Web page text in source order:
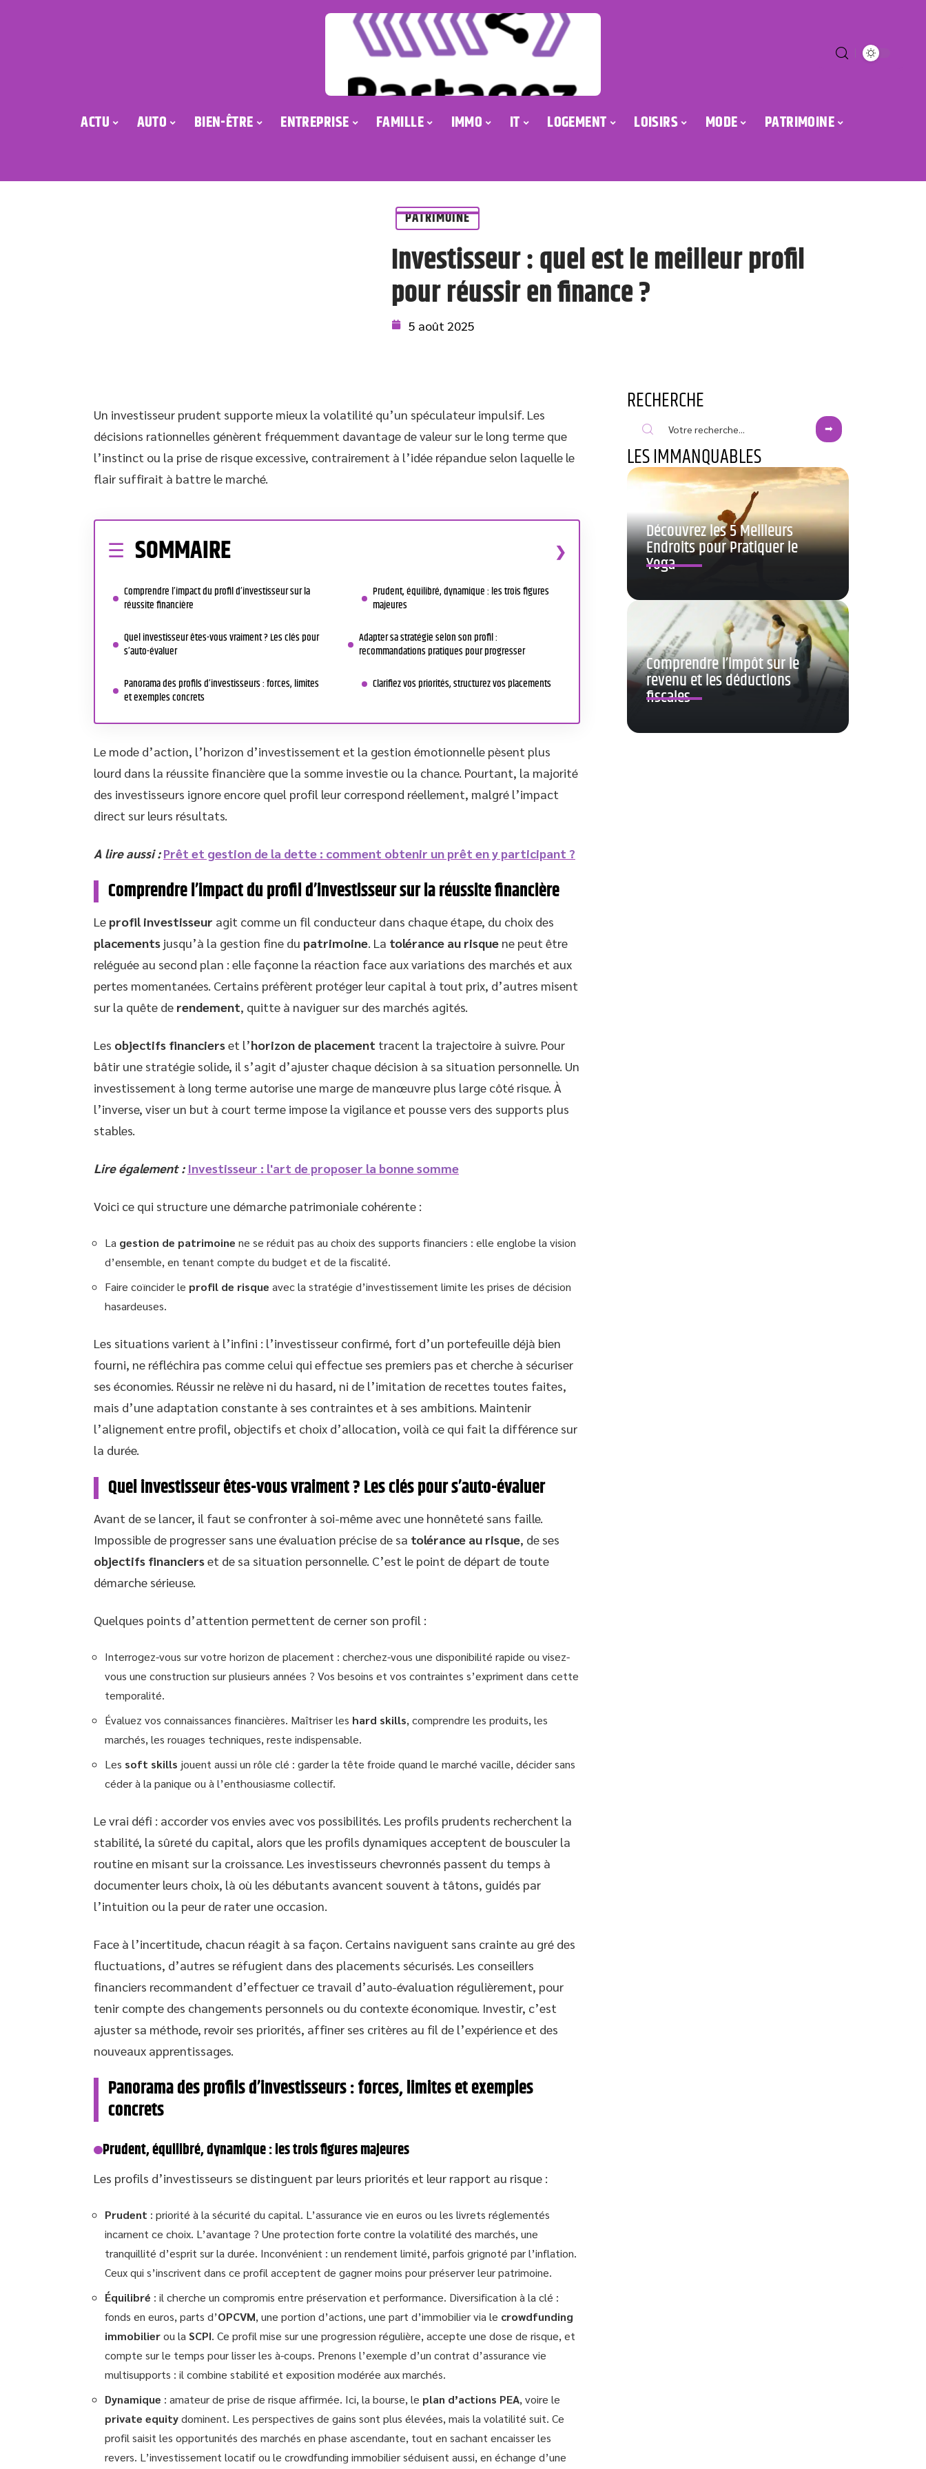
ACTU AUTO BIEN-ÊTRE ENTREPRISE FAMILLE IMMO IT LOGEMENT LOISIRS MODE PATRIMOINE
PATRIMOINE
Investisseur : quel est le meilleur profil
pour réussir en finance ?
5 août 2025
Un investisseur prudent supporte mieux la volatilité qu’un spéculateur impulsif. Les
décisions rationnelles génèrent fréquemment davantage de valeur sur le long terme que
l’instinct ou la prise de risque excessive, contrairement à l’idée répandue selon laquelle le
flair suffirait à battre le marché.
SOMMAIRE
Comprendre l’impact du profil d’investisseur sur la
réussite financière
Quel investisseur êtes-vous vraiment ? Les clés pour
s’auto-évaluer
Panorama des profils d’investisseurs : forces, limites
et exemples concrets
Prudent, équilibré, dynamique : les trois figures
majeures
Adapter sa stratégie selon son profil :
recommandations pratiques pour progresser
Clarifiez vos priorités, structurez vos placements
Le mode d’action, l’horizon d’investissement et la gestion émotionnelle pèsent plus
lourd dans la réussite financière que la somme investie ou la chance. Pourtant, la majorité
des investisseurs ignore encore quel profil leur correspond réellement, malgré l’impact
direct sur leurs résultats.
A lire aussi : Prêt et gestion de la dette : comment obtenir un prêt en y participant ?
Comprendre l’impact du profil d’investisseur sur la réussite financière
Le profil investisseur agit comme un fil conducteur dans chaque étape, du choix des
placements jusqu’à la gestion fine du patrimoine. La tolérance au risque ne peut être
reléguée au second plan : elle façonne la réaction face aux variations des marchés et aux
pertes momentanées. Certains préfèrent protéger leur capital à tout prix, d’autres misent
sur la quête de rendement, quitte à naviguer sur des marchés agités.
Les objectifs financierset l’horizon de placement tracent la trajectoire à suivre. Pour
bâtir une stratégie solide, il s’agit d’ajuster chaque décision à sa situation personnelle. Un
investissement à long terme autorise une marge de manœuvre plus large côté risque. À
l’inverse, viser un but à court terme impose la vigilance et pousse vers des supports plus
stables.
Lire également : Investisseur : l'art de proposer la bonne somme
Voici ce qui structure une démarche patrimoniale cohérente :
La gestion de patrimoine ne se réduit pas au choix des supports financiers : elle englobe la vision
d’ensemble, en tenant compte du budget et de la fiscalité.
Faire coïncider le profil de risque avec la stratégie d’investissement limite les prises de décision
hasardeuses.
Les situations varient à l’infini : l’investisseur confirmé, fort d’un portefeuille déjà bien
fourni, ne réfléchira pas comme celui qui effectue ses premiers pas et cherche à sécuriser
ses économies. Réussir ne relève ni du hasard, ni de l’imitation de recettes toutes faites,
mais d’une adaptation constante à ses contraintes et à ses ambitions. Maintenir
l’alignement entre profil, objectifs et choix d’allocation, voilà ce qui fait la différence sur
la durée.
Quel investisseur êtes-vous vraiment ? Les clés pour s’auto-évaluer
Avant de se lancer, il faut se confronter à soi-même avec une honnêteté sans faille.
Impossible de progresser sans une évaluation précise de sa tolérance au risque, de ses
objectifs financierset de sa situation personnelle. C’est le point de départ de toute
démarche sérieuse.
Quelques points d’attention permettent de cerner son profil :
Interrogez-vous sur votre horizon de placement : cherchez-vous une disponibilité rapide ou visez-
vous une construction sur plusieurs années ? Vos besoins et vos contraintes s’expriment dans cette
temporalité.
Évaluez vos connaissances financières. Maîtriser les hard skills, comprendre les produits, les
marchés, les rouages techniques, reste indispensable.
Les soft skills jouent aussi un rôle clé : garder la tête froide quand le marché vacille, décider sans
céder à la panique ou à l’enthousiasme collectif.
Le vrai défi : accorder vos envies avec vos possibilités. Les profils prudents recherchent la
stabilité, la sûreté du capital, alors que les profils dynamiques acceptent de bousculer la
routine en misant sur la croissance. Les investisseurs chevronnés passent du temps à
documenter leurs choix, là où les débutants avancent souvent à tâtons, guidés par
l’intuition ou la peur de rater une occasion.
Face à l’incertitude, chacun réagit à sa façon. Certains naviguent sans crainte au gré des
fluctuations, d’autres se réfugient dans des placements sécurisés. Les conseillers
financiers recommandent d’effectuer ce travail d’auto-évaluation régulièrement, pour
tenir compte des changements personnels ou du contexte économique. Investir, c’est
ajuster sa méthode, revoir ses priorités, affiner ses critères au fil de l’expérience et des
nouveaux apprentissages.
Panorama des profils d’investisseurs : forces, limites et exemples
concrets
Prudent, équilibré, dynamique : les trois figures majeures
Les profils d’investisseurs se distinguent par leurs priorités et leur rapport au risque :
Prudent : priorité à la sécurité du capital. L’assurance vie en euros ou les livrets réglementés
incarnent ce choix. L’avantage ? Une protection forte contre la volatilité des marchés, une
tranquillité d’esprit sur la durée. Inconvénient : un rendement limité, parfois grignoté par l’inflation.
Ceux qui s’inscrivent dans ce profil acceptent de gagner moins pour préserver leur patrimoine.
Équilibré : il cherche un compromis entre préservation et performance. Diversification à la clé :
fonds en euros, parts d’OPCVM, une portion d’actions, une part d’immobilier via le crowdfunding
immobilierou la SCPI. Ce profil mise sur une progression régulière, accepte une dose de risque, et
compte sur le temps pour lisser les à-coups. Prenons l’exemple d’un contrat d’assurance vie
multisupports : il combine stabilité et exposition modérée aux marchés.
Dynamique : amateur de prise de risque affirmée. Ici, la bourse, le plan d’actions PEA, voire le
private equitydominent. Les perspectives de gains sont plus élevées, mais la volatilité suit. Ce
profil saisit les opportunités des marchés en phase ascendante, tout en sachant encaisser les
revers. L’investissement locatif ou le crowdfunding immobilier séduisent aussi, en échange d’une
RECHERCHE
LES IMMANQUABLES
Découvrez les 5 Meilleurs
Endroits pour Pratiquer le
Yoga
Comprendre l’impôt sur le
revenu et les déductions
fiscales